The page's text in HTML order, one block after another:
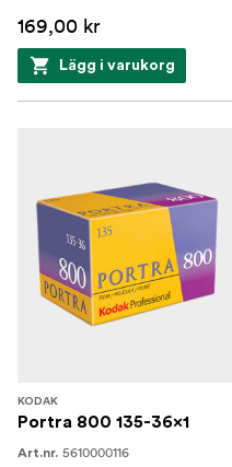
169,00 kr
Lägg i varukorg
KODAK
Portra 800 135-36x1
Art.nr. 5610000116